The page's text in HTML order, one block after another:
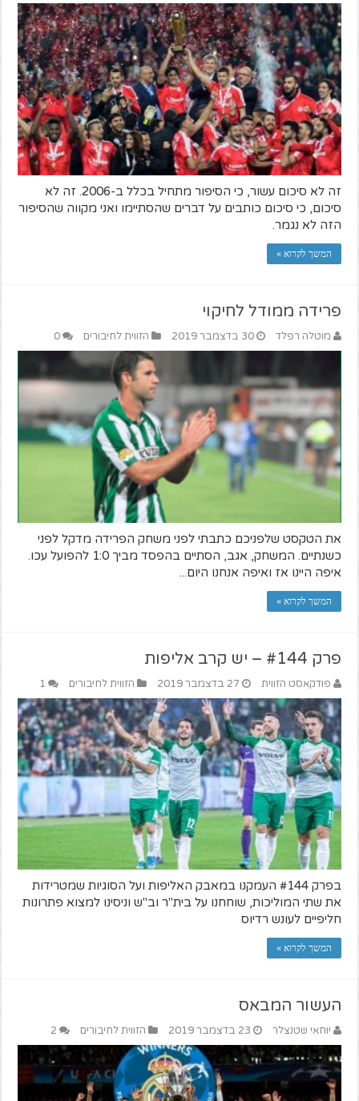
זה לא סיכום עשור, כי הסיפור מתחיל בכלל ב-2006. זה לא
סיכום, כי סיכום כותבים על דברים שהסתיימו ואני מקווה שהסיפור
הזה לא נגמר.
המשך לקרוא »
פרידה ממודל לחיקוי
מוטלה רפלד 30 בדצמבר 2019 הזווית לחיבורים 0
את הטקסט שלפניכם כתבתי לפני משחק הפרידה מדקל לפני
כשנתיים. המשחק, אגב, הסתיים בהפסד מביך 1:0 להפועל עכו.
איפה היינו אז ואיפה אנחנו היום...
המשך לקרוא »
פרק #144 – יש קרב אליפות
פודקאסט הזווית 27 בדצמבר 2019 הזווית לחיבורים 1
בפרק #144 העמקנו במאבק האליפות ועל הסוגיות שמטרידות
את שתי המוליכות, שוחחנו על בית"ר וב"ש וניסינו למצוא פתרונות
חליפיים לעונש רדיוס
המשך לקרוא »
העשור המבאס
יוחאי שטנצלר 23 בדצמבר 2019 הזווית לחיבורים 2